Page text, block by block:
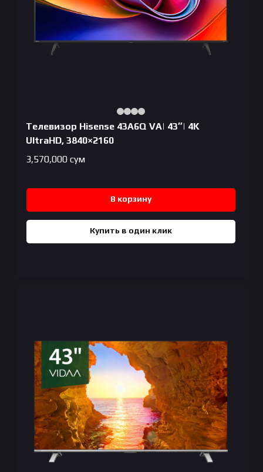
Телевизор Hisense 43A6Q VA| 43″| 4K
UltraHD, 3840×2160
3,570,000 сум
В корзину
Купить в один клик